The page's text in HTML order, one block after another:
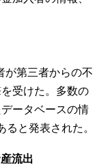
が第三者からの不
受けた。多数の
ータベースの情
と発表された。
流出